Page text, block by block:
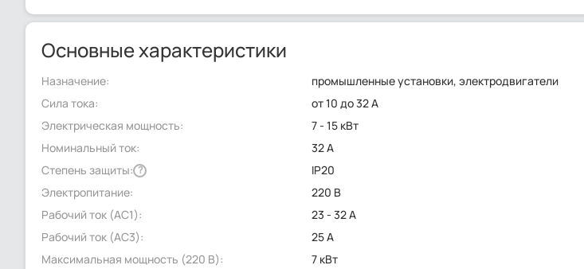
Основные характеристики
Назначение:
промышленные установки, электродвигатели
Сила тока:
от 10 до 32 А
Электрическая мощность:
7 - 15 кВт
Номинальный ток:
32 А
Степень защиты: ?
IP20
Электропитание:
220 В
Рабочий ток (AC1):
23 - 32 А
Рабочий ток (AC3):
25 А
Максимальная мощность (220 В):
7 кВт